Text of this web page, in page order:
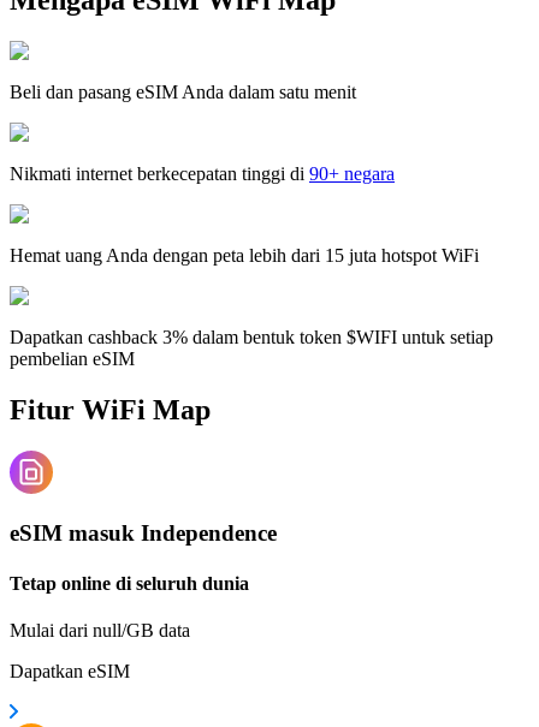
Beli dan pasang eSIM Anda dalam satu menit
Nikmati internet berkecepatan tinggi di 90+ negara
Hemat uang Anda dengan peta lebih dari 15 juta hotspot WiFi
Dapatkan cashback 3% dalam bentuk token $WIFI untuk setiap
pembelian eSIM
Fitur WiFi Map
eSIM masuk Independence
Tetap online di seluruh dunia
Mulai dari null/GB data
Dapatkan eSIM